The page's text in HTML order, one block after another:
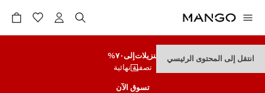
انتقل إلى المحتوى الرئيسي تنزيلاتإلى٧٠%
تصفية نهائية
تسوق الآن